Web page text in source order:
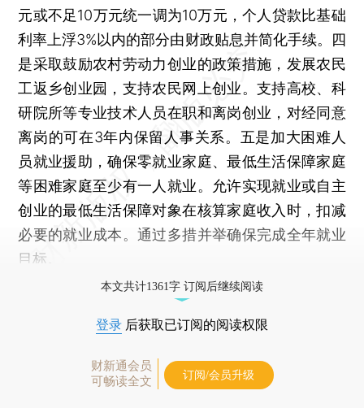
元或不足10万元统一调为10万元，个人贷款比基础
利率上浮3%以内的部分由财政贴息并简化手续。四
是采取鼓励农村劳动力创业的政策措施，发展农民
工返乡创业园，支持农民网上创业。支持高校、科
研院所等专业技术人员在职和离岗创业，对经同意
离岗的可在3年内保留人事关系。五是加大困难人
员就业援助，确保零就业家庭、最低生活保障家庭
等困难家庭至少有一人就业。允许实现就业或自主
创业的最低生活保障对象在核算家庭收入时，扣减
必要的就业成本。通过多措并举确保完成全年就业
目标。
本文共计1361字 订阅后继续阅读
登录 后获取已订阅的阅读权限
财新通会员
可畅读全文
订阅/会员升级